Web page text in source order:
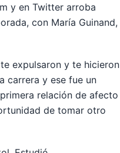
y en Twitter arroba
con María Guinand,
expulsaron y te hicieron
carrera y ese fue un
relación de afecto
de tomar otro